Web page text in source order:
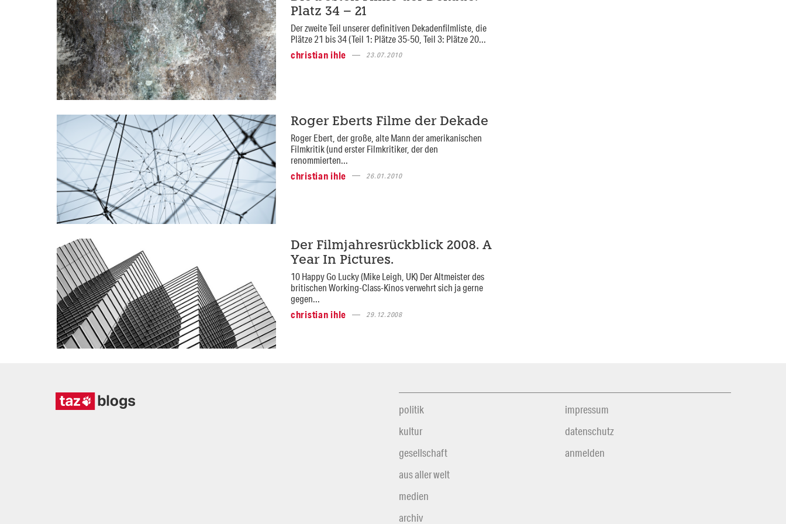
Platz 34 – 21
Der zweite Teil unserer definitiven Dekadenfilmliste, die
Plätze 21 bis 34 (Teil 1: Plätze 35-50, Teil 3: Plätze 20...
christian ihle
23.07.2010
Roger Eberts Filme der Dekade
Roger Ebert, der große, alte Mann der amerikanischen
Filmkritik (und erster Filmkritiker, der den
renommierten...
christian ihle
26.01.2010
Der Filmjahresrückblick 2008. A
Year In Pictures.
10 Happy Go Lucky (Mike Leigh, UK) Der Altmeister des
britischen Working-Class-Kinos verwehrt sich ja gerne
gegen...
christian ihle
29.12.2008
politik
kultur
gesellschaft
aus aller welt
medien
archiv
impressum
datenschutz
anmelden